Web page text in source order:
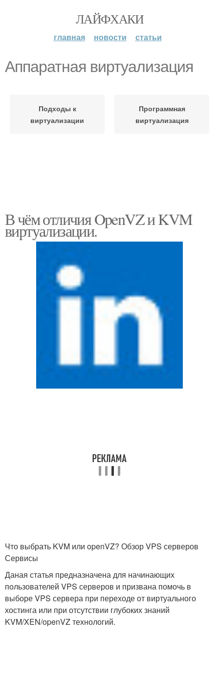
ЛАЙФХАКИ
главная новости статьи
Аппаратная виртуализация
Подходы к
виртуализации
Программная
виртуализация
В чём отличия OpenVZ и KVM
виртуализации.
Что выбрать KVM или openVZ? Обзор VPS серверов
Сервисы
Даная статья предназначена для начинающих
пользователей VPS серверов и призвана помочь в
выборе VPS сервера при переходе от виртуального
хостинга или при отсутствии глубоких знаний
KVM/XEN/openVZ технологий.